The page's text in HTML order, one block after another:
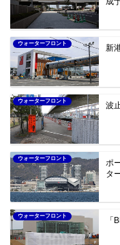
ウォーターフロント 新
ウォーターフロント 波
ウォーターフロント
ポ
タ
ウォーターフロント 「